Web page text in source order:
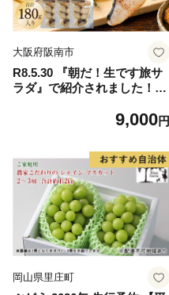
大阪府阪南市
R8.5.30 『朝だ！生です旅サ
ラダ』で紹介されました！朝
生ハム ×3パック（1パックあ
9,000円
岡山県里庄町